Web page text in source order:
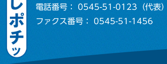
電話番号： 0545-51-0123（代表
ファクス番号： 0545-51-1456